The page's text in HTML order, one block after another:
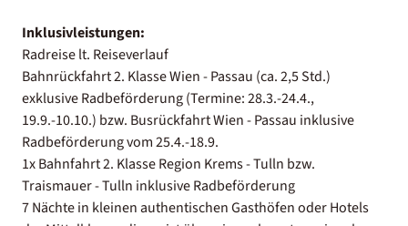
Inklusivleistungen:
Radreise lt. Reiseverlauf
Bahnrückfahrt 2. Klasse Wien - Passau (ca. 2,5 Std.)
exklusive Radbeförderung (Termine: 28.3.-24.4.,
19.9.-10.10.) bzw. Busrückfahrt Wien - Passau inklusive
Radbeförderung vom 25.4.-18.9.
1x Bahnfahrt 2. Klasse Region Krems - Tulln bzw.
Traismauer - Tulln inklusive Radbeförderung
7 Nächte in kleinen authentischen Gasthöfen oder Hotels